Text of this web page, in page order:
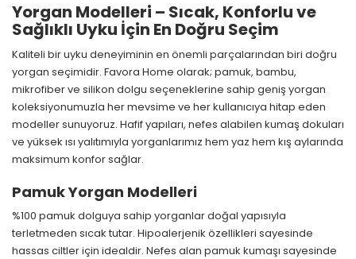
Yorgan Modelleri – Sıcak, Konforlu ve
Sağlıklı Uyku İçin En Doğru Seçim
Kaliteli bir uyku deneyiminin en önemli parçalarından biri doğru
yorgan seçimidir. Favora Home olarak; pamuk, bambu,
mikrofiber ve silikon dolgu seçeneklerine sahip geniş yorgan
koleksiyonumuzla her mevsime ve her kullanıcıya hitap eden
modeller sunuyoruz. Hafif yapıları, nefes alabilen kumaş dokuları
ve yüksek ısı yalıtımıyla yorganlarımız hem yaz hem kış aylarında
maksimum konfor sağlar.
Pamuk Yorgan Modelleri
%100 pamuk dolguya sahip yorganlar doğal yapısıyla
terletmeden sıcak tutar. Hipoalerjenik özellikleri sayesinde
hassas ciltler için idealdir. Nefes alan pamuk kumaşı sayesinde